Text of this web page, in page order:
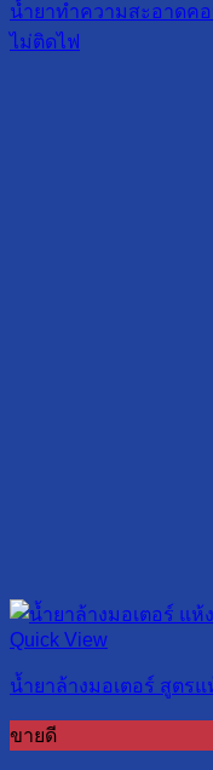
น้ำยาทำความสะอาดค
ไม่ติดไฟ
Quick View
น้ำยาล้างมอเตอร์ สูตรแ
ขายดี